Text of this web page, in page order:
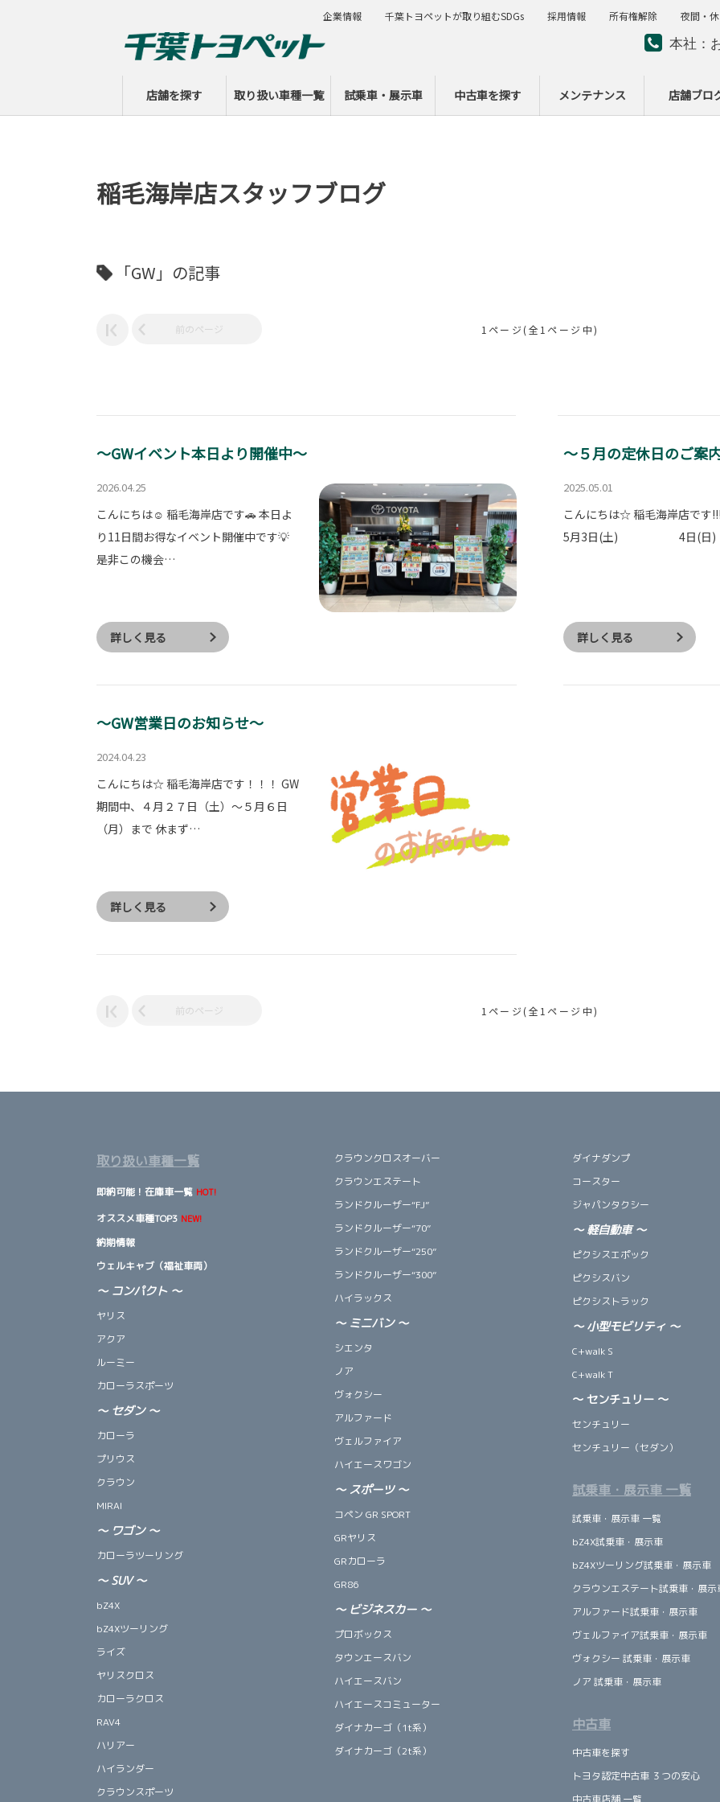
本社：
ー
店舗を探す 取り扱い車種一覧 試乗車・展示車 中古車を探す メンテナンス 店舗ブロ
企業情報 千葉トヨペットが取り組むSDGs 採用情報 所有権解除 夜間・
稲毛海岸店スタッフブログ
「GW」の記事
前のページ 1ページ(全1ページ中)
～GWイベント本日より開催中～
2026.04.25
こんにちは☺️ 稲毛海岸店です🚗 本日よ
り11日間お得なイベント開催中です💡
是非この機会…
詳しく見る
～５月の定休日のご案
2025.05.01
こんにちは☆ 稲毛海岸店です
5月3日(土) 4日(
詳しく見る
～GW営業日のお知らせ～
2024.04.23
こんにちは☆ 稲毛海岸店です！！！ GW
期間中、４月２７日（土）～５月６日
（月）まで 休まず…
詳しく見る
前のページ 1ページ(全1ページ中)
取り扱い車種一覧
即納可能！在庫車一覧 HOT!
オススメ車種TOP3 NEW!
納期情報
ウェルキャブ（福祉車両）
～ コンパクト ～
ヤリス
アクア
ルーミー
カローラスポーツ
～ セダン ～
カローラ
プリウス
クラウン
MIRAI
～ ワゴン ～
カローラツーリング
～ SUV～
bZ4X
bZ4Xツーリング
ライズ
ヤリスクロス
カローラクロス
RAV4
ハリアー
ハイランダー
クラウンスポーツ
クラウンクロスオーバー
クラウンエステート
ランドクルーザー“FJ”
ランドクルーザー“70”
ランドクルーザー“250”
ランドクルーザー“300”
ハイラックス
～ ミニバン ～
シエンタ
ノア
ヴォクシー
アルファード
ヴェルファイア
ハイエースワゴン
～ スポーツ ～
コペン GR SPORT
GRヤリス
GRカローラ
GR86
～ ビジネスカー ～
プロボックス
タウンエースバン
ハイエースバン
ハイエースコミューター
ダイナカーゴ（1t系）
ダイナカーゴ（2t系）
ダイナダンプ
コースター
ジャパンタクシー
～ 軽自動車～
ピクシスエポック
ピクシスバン
ピクシストラック
～ 小型モビリティ ～
C+walk S
C+walk T
～ センチュリー ～
センチュリー
センチュリー（セダン）
試乗車・展示車 一覧
試乗車・展示車 一覧
bZ4X試乗車・展示車
bZ4Xツーリング試乗車・展示車
クラウンエステート試乗車・展示
アルファード試乗車・展示車
ヴェルファイア試乗車・展示車
ヴォクシー 試乗車・展示車
ノア 試乗車・展示車
中古車
中古車を探す
トヨタ認定中古車 ３つの安心
中古車店舗 一覧